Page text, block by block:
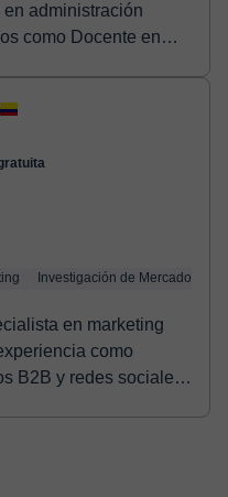
en administración
como Docente en
Investigación de Mercados
en marketing
como
B2B y redes sociales.